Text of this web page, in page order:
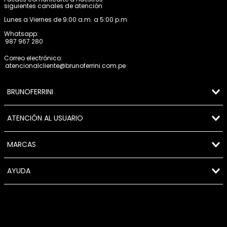
siguientes canales de atención
Lunes a Viernes de 9:00 a.m. a 5:00 p.m.
Whatsapp:
987 967 280
Correo electrónico:
atencionalcliente@brunoferrini.com.pe
BRUNOFERRINI
ATENCIÓN AL USUARIO
MARCAS
AYUDA